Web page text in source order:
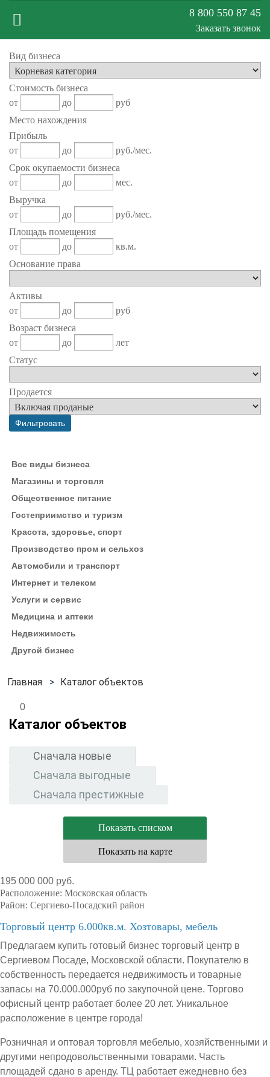
Меню
сайта
8 800 550 87 45
Заказать звонок
Вид бизнеса
Стоимость бизнеса
от
до
руб
Место нахождения
Прибыль
от
до
руб./мес.
Срок окупаемости бизнеса
от
до
мес.
Выручка
от
до
руб./мес.
Площадь помещения
от
до
кв.м.
Основание права
Активы
от
до
руб
Возраст бизнеса
от
до
лет
Статус
Продается
Все виды бизнеса
Магазины и торговля
Общественное питание
Гостеприимство и туризм
Красота, здоровье, спорт
Производство пром и сельхоз
Автомобили и транспорт
Интернет и телеком
Услуги и сервис
Медицина и аптеки
Недвижимость
Другой бизнес
Каталог объектов
0
Каталог объектов
Сначала новые
Сначала выгодные
Сначала престижные
Показать списком
Показать на карте
195 000 000 руб.
Расположение: Московская область
Район: Сергиево-Посадский район
Торговый центр 6.000кв.м. Хозтовары, мебель
Предлагаем купить готовый бизнес торговый центр в
Сергиевом Посаде, Московской области. Покупателю в
собственность передается недвижимость и товарные
запасы на 70.000.000руб по закупочной цене. Торгово
офисный центр работает более 20 лет. Уникальное
расположение в центре города!
Розничная и оптовая торговля мебелью, хозяйственными и
другими непродовольственными товарами. Часть
площадей сдано в аренду. ТЦ работает ежедневно без